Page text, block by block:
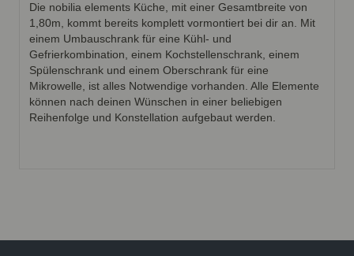
Die nobilia elements Küche, mit einer Gesamtbreite von
1,80m, kommt bereits komplett vormontiert bei dir an. Mit
einem Umbauschrank für eine Kühl- und
Gefrierkombination, einem Kochstellenschrank, einem
Spülenschrank und einem Oberschrank für eine
Mikrowelle, ist alles Notwendige vorhanden. Alle Elemente
können nach deinen Wünschen in einer beliebigen
Reihenfolge und Konstellation aufgebaut werden.